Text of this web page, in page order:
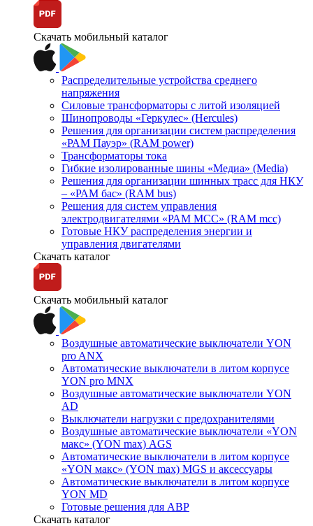
Скачать мобильный каталог
Распределительные устройства среднего
напряжения
Силовые трансформаторы с литой изоляцией
Шинопроводы «Геркулес» (Hercules)
Решения для организации систем распределения
«РАМ Пауэр» (RAM power)
Трансформаторы тока
Гибкие изолированные шины «Медиа» (Media)
Решения для организации шинных трасс для НКУ
– «РАМ бас» (RAM bus)
Решения для систем управления
электродвигателями «РАМ МСС» (RAM mcc)
Готовые НКУ распределения энергии и
управления двигателями
Скачать каталог
Скачать мобильный каталог
Воздушные автоматические выключатели YON
pro ANX
Автоматические выключатели в литом корпусе
YON pro MNX
Воздушные автоматические выключатели YON
AD
Выключатели нагрузки с предохранителями
Воздушные автоматические выключатели «YON
макс» (YON max) AGS
Автоматические выключатели в литом корпусе
«YON макс» (YON max) MGS и аксессуары
Автоматические выключатели в литом корпусе
YON MD
Готовые решения для АВР
Скачать каталог